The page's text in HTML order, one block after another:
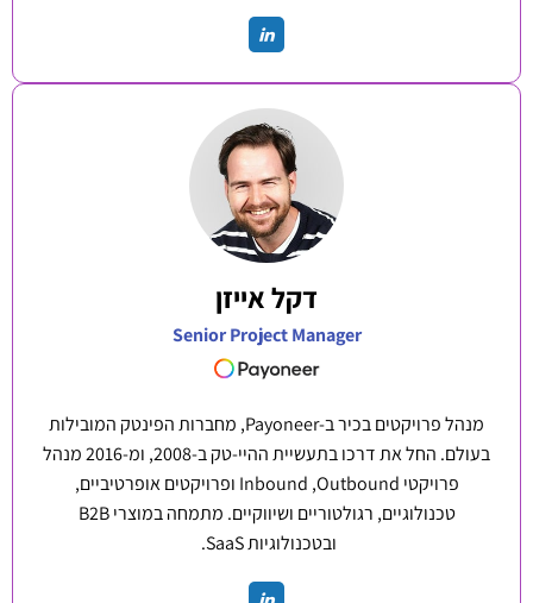
דקל אייזן
Senior Project Manager
מנהל פרויקטים בכיר ב-Payoneer, מחברות הפינטק המובילות
בעולם. החל את דרכו בתעשיית ההיי-טק ב-2008, ומ-2016 מנהל
פרויקטי Inbound ,Outbound ופרויקטים אופרטיביים,
טכנולוגיים, רגולטוריים ושיווקיים. מתמחה במוצרי B2B
ובטכנולוגיות SaaS.